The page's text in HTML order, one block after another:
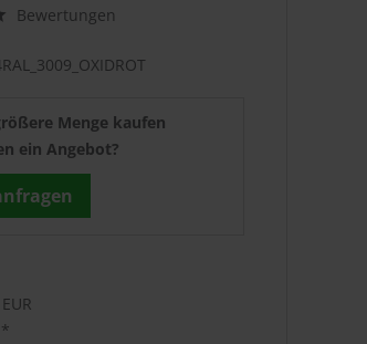
Bewertungen
Menge kaufen
ein Angebot?